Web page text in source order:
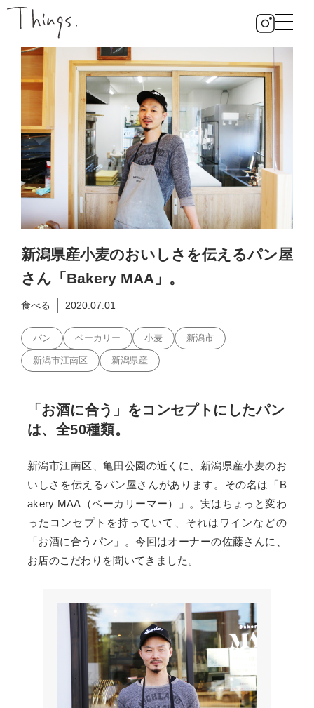
新潟県産小麦のおいしさを伝えるパン屋
さん「Bakery MAA」。
食べる 2020.07.01
パン ベーカリー 小麦 新潟市
新潟市江南区 新潟県産
「お酒に合う」をコンセプトにしたパン
は、全50種類。
新潟市江南区、亀田公園の近くに、新潟県産小麦のお
いしさを伝えるパン屋さんがあります。その名は「B
akery MAA（ベーカリーマー）」。実はちょっと変わ
ったコンセプトを持っていて、それはワインなどの
「お酒に合うパン」。今回はオーナーの佐藤さんに、
お店のこだわりを聞いてきました。